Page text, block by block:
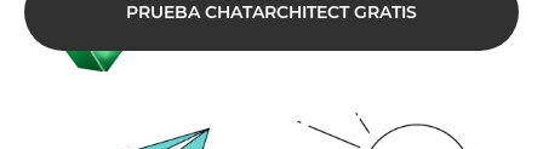
PRUEBA CHATARCHITECT GRATIS